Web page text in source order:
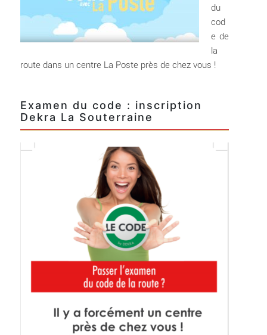
du
cod
e de
la
route dans un centre La Poste près de chez vous !
Examen du code : inscription
Dekra La Souterraine